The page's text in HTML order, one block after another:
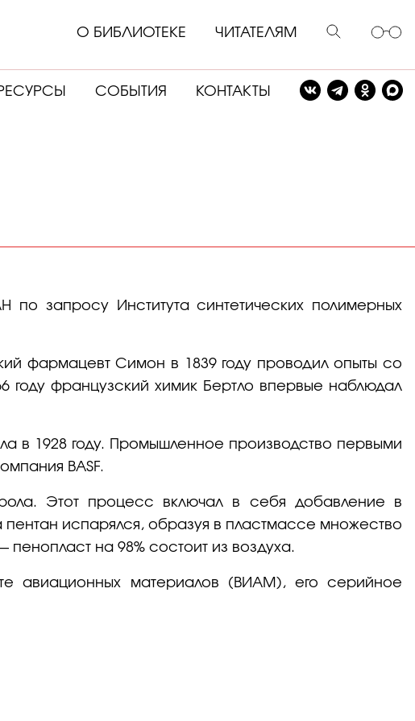
О БИБЛИОТЕКЕ ЧИТАТЕЛЯМ
СОБЫТИЯ КОНТАКТЫ
запросу Института синтетических полимерных
фармацевт Симон в 1839 году проводил опыты со
году французский химик Бертло впервые наблюдал
в 1928 году. Промышленное производство первыми
BASF.
Этот процесс включал в себя добавление в
испарялся, образуя в пластмассе множество
на 98% состоит из воздуха.
авиационных материалов (ВИАМ), его серийное